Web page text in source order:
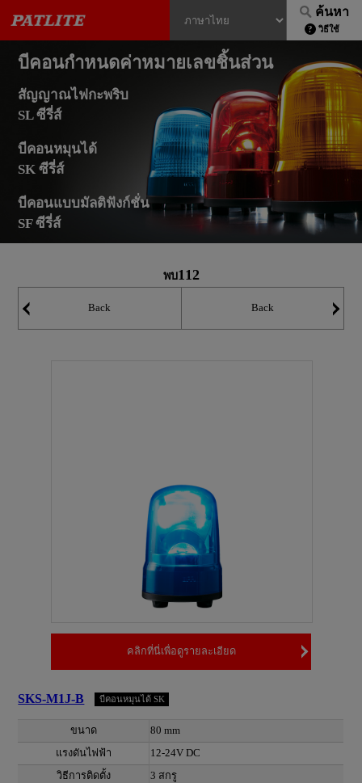
ค้นหา
วิธีใช้
บีคอนกำหนดค่าหมายเลขชิ้นส่วน
สัญญาณไฟกะพริบ
SL ซีรี่ส์
บีคอนหมุนได้
SK ซีรี่ส์
บีคอนแบบมัลติฟังก์ชั่น
SF ซีรี่ส์
พบ112
Back Back
คลิกที่นี่เพื่อดูรายละเอียด
SKS-M1J-B บีคอนหมุนได้ SK
ขนาด
80 mm
แรงดันไฟฟ้า
12-24V DC
วิธีการติดตั้ง
3 สกรู